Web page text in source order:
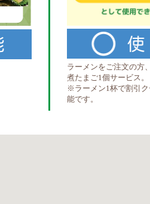
ラーメンをご注文の方
煮たまご1個サービス。
※ラーメン1杯で割引
能です。